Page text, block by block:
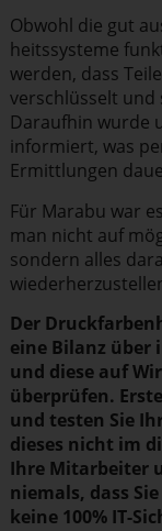
Obwohl die gut
heits­systeme
werden, dass
verschlüsselt
Daraufhin wurde
informiert, was
Ermitt­lungen
Für Marabu war
man nicht auf
sondern alles
Der
eine Bilanz über
und diese auf
überprüfen.
und testen Sie
dieses nicht im
Ihre Mitarbeiter
niemals, dass
keine 100% IT-